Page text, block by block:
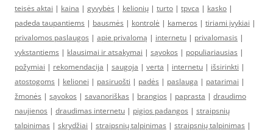
teisės aktai | kaina | gyvybės | kelionių | turto | tpvca | kasko |
padeda taupantiems | bausmės | kontrolė | kameros | tiriami įvykiai |
privalomos paslaugos | apie privalomą | internetu | privalomasis |
vykstantiems | klausimai ir atsakymai | sąvokos | populiariausias |
požymiai | rekomendacija | saugoja | verta | internetu | išsirinkti |
atostogoms | kelionei | pasiruošti | padės | paslauga | patarimai |
žmonės | sąvokos | savanoriškas | brangios | paprasta | draudimo
naujienos | draudimas internetu | pigios padangos | straipsnių
talpinimas | skrydžiai | straipsnių talpinimas | straipsnių talpinimas |